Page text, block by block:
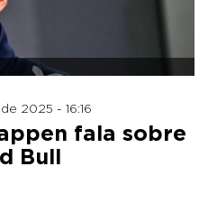
2025 - 16:16
fala sobre
Bull